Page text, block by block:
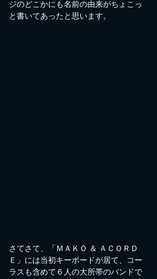
ジのどこかにも名前の由来がちょこっ
と書いてあったと思います。
さてさて、「ＭＡＫＯ ＆ ＡＣＯＲＤ
Ｅ」には当初キーボードが居て、コー
ラスも含めて６人の大所帯のバンドで